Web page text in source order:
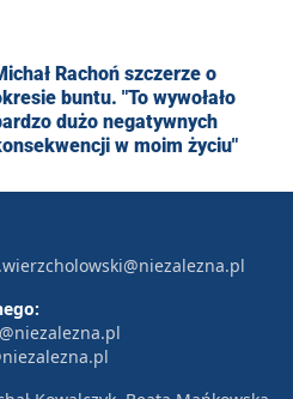
Rachoń szczerze o
buntu. "To wywołało
dużo negatywnych
w moim życiu"